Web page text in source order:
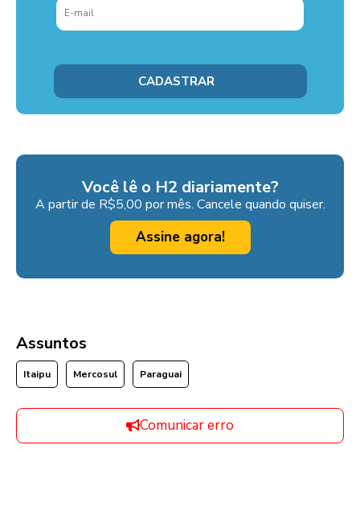
Você lê o H2 diariamente?
A partir de R$5,00 por mês. Cancele quando quiser.
Assine agora!
Assuntos
Itaipu Mercosul Paraguai
Comunicar erro